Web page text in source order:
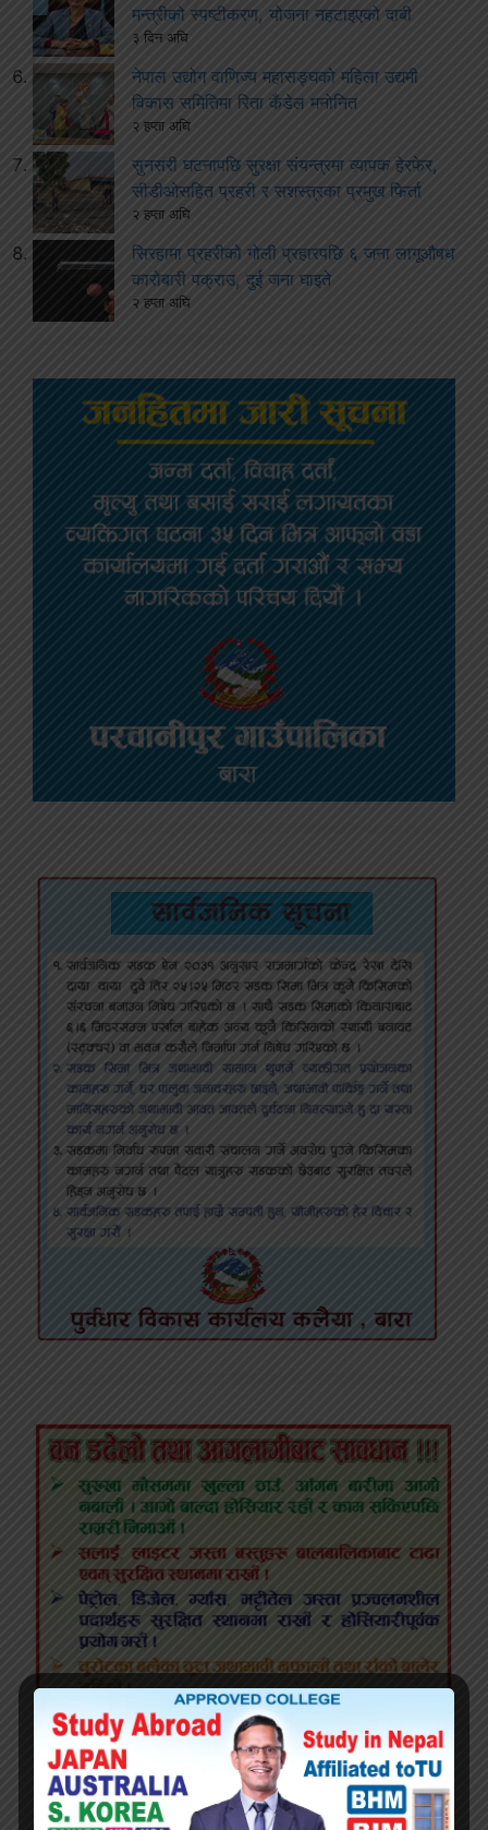
मन्त्रीको स्पष्टीकरण, योजना नहटाइएको दाबी
३ दिन अघि
नेपाल उद्योग वाणिज्य महासङ्घको महिला उद्यमी
विकास समितिमा रिता कँडेल मनोनित
२ हप्ता अघि
सुनसरी घटनापछि सुरक्षा संयन्त्रमा व्यापक हेरफेर,
सीडीओसहित प्रहरी र सशस्त्रका प्रमुख फिर्ता
२ हप्ता अघि
सिरहामा प्रहरीको गोली प्रहारपछि ६ जना लागूऔषध
कारोबारी पक्राउ, दुई जना घाइते
२ हप्ता अघि